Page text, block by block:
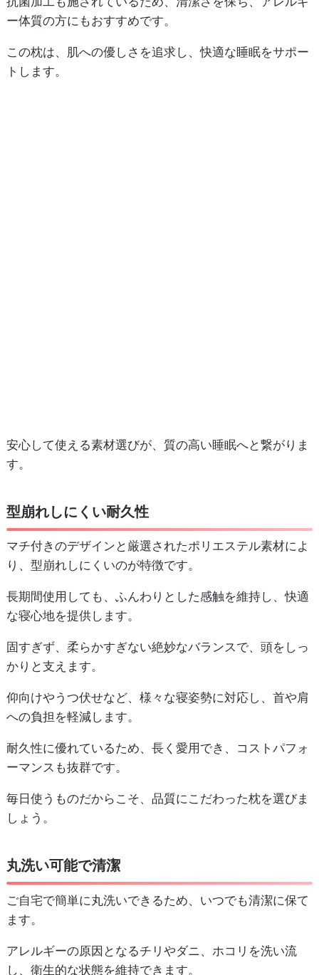
ー体質の方にもおすすめです。
この枕は、肌への優しさを追求し、快適な睡眠をサポー
トします。
安心して使える素材選びが、質の高い睡眠へと繋がりま
す。
型崩れしにくい耐久性
マチ付きのデザインと厳選されたポリエステル素材によ
り、型崩れしにくいのが特徴です。
長期間使用しても、ふんわりとした感触を維持し、快適
な寝心地を提供します。
固すぎず、柔らかすぎない絶妙なバランスで、頭をしっ
かりと支えます。
仰向けやうつ伏せなど、様々な寝姿勢に対応し、首や肩
への負担を軽減します。
耐久性に優れているため、長く愛用でき、コストパフォ
ーマンスも抜群です。
毎日使うものだからこそ、品質にこだわった枕を選びま
しょう。
丸洗い可能で清潔
ご自宅で簡単に丸洗いできるため、いつでも清潔に保て
ます。
アレルギーの原因となるチリやダニ、ホコリを洗い流
し、衛生的な状態を維持できます。